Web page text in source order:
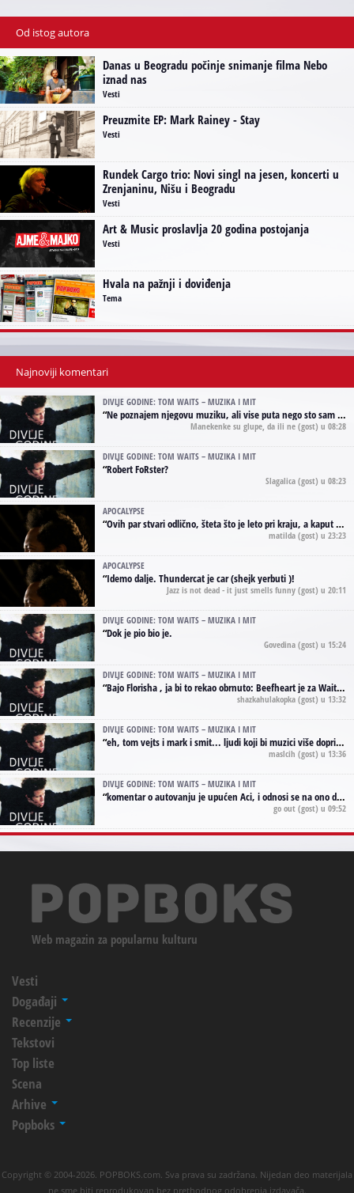
Od istog autora
Danas u Beogradu počinje snimanje filma Nebo
iznad nas
Vesti
Preuzmite EP: Mark Rainey - Stay
Vesti
Rundek Cargo trio: Novi singl na jesen, koncerti u
Zrenjaninu, Nišu i Beogradu
Vesti
Art & Music proslavlja 20 godina postojanja
Vesti
Hvala na pažnji i doviđenja
Tema
Najnoviji komentari
DIVLJE GODINE: TOM WAITS – MUZIKA I MIT
“Ne poznajem njegovu muziku, ali vise puta nego sto sam to zazeleo gledao sam njegove umjetnicke slike na raznim stranama interneta. Te stoga zakljucujem da je Tom Waits Lady Gaga muzike namrstenih, ma
Manekenke su glupe, da ili ne (gost) u 08:28
DIVLJE GODINE: TOM WAITS – MUZIKA I MIT
“Robert FoRster?
Slagalica (gost) u 08:23
APOCALYPSE
“Ovih par stvari odlično, šteta što je leto pri kraju, a kaput koji te vervoatno podseća na pirotski ćilim je iz tradicije Navaho indijanaca ;)
matilda (gost) u 23:23
APOCALYPSE
“Idemo dalje. Thundercat je car (shejk yerbuti )!
Jazz is not dead - it just smells funny (gost) u 20:11
DIVLJE GODINE: TOM WAITS – MUZIKA I MIT
“Dok je pio bio je.
Govedina (gost) u 15:24
DIVLJE GODINE: TOM WAITS – MUZIKA I MIT
“Bajo Florisha , ja bi to rekao obrnuto: Beefheart je za Waitsa, isto sto i Hendrix za Lenny Kravitza
shazkahulakopka (gost) u 13:32
DIVLJE GODINE: TOM WAITS – MUZIKA I MIT
“eh, tom vejts i mark i smit... ljudi koji bi muzici više doprineli da su radili kao vozači tramvaja u gsp-u.
maslcih (gost) u 13:36
DIVLJE GODINE: TOM WAITS – MUZIKA I MIT
“komentar o autovanju je upućen Aci, i odnosi se na ono drugo autovanje...'senzualnost Waitsa' ;)
go out (gost) u 09:52
Web magazin za popularnu kulturu
Vesti
Događaji
Recenzije
Tekstovi
Top liste
Scena
Arhive
Popboks
Copyright © 2004-2026. POPBOKS.com. Sva prava su zadržana. Nijedan deo materijala
ne sme biti reprodukovan bez prethodnog odobrenja izdavača.